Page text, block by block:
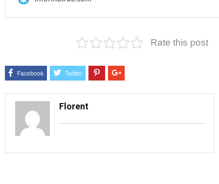
Rate this post
Florent